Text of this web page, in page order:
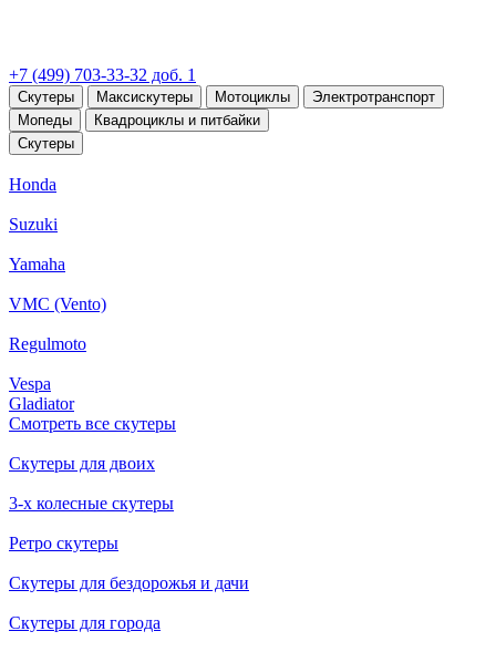
+7 (499) 703-33-32 доб. 1
Скутеры Максискутеры Мотоциклы
Электротранспорт
Мопеды
Квадроциклы и питбайки
Скутеры
Honda
Suzuki
Yamaha
VMC (Vento)
Regulmoto
Vespa
Gladiator
Смотреть все скутеры
Скутеры для двоих
3-х колесные скутеры
Ретро скутеры
Скутеры для бездорожья и дачи
Скутеры для города